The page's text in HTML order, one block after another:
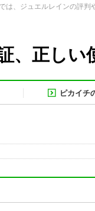
、ジュエルレインの評
、正しい
ピカイチ